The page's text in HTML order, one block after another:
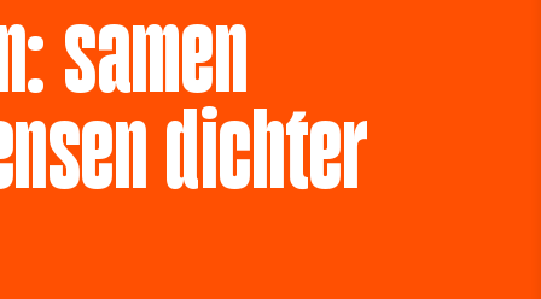
samen
dichter